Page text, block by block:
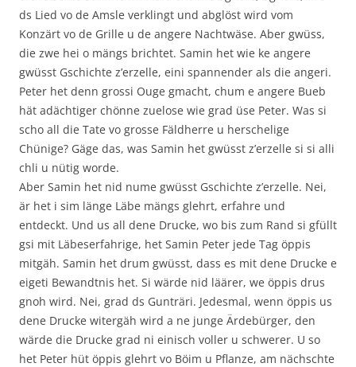
ds Lied vo de Amsle verklingt und abglöst wird vom
Konzärt vo de Grille u de angere Nachtwäse. Aber gwüss,
die zwe hei o mängs brichtet. Samin het wie ke angere
gwüsst Gschichte z’erzelle, eini spannender als die angeri.
Peter het denn grossi Ouge gmacht, chum e angere Bueb
hät adächtiger chönne zuelose wie grad üse Peter. Was si
scho all die Tate vo grosse Fäldherre u herschelige
Chünige? Gäge das, was Samin het gwüsst z’erzelle si si alli
chli u nütig worde.
Aber Samin het nid nume gwüsst Gschichte z’erzelle. Nei,
är het i sim länge Läbe mängs glehrt, erfahre und
entdeckt. Und us all dene Drucke, wo bis zum Rand si gfüllt
gsi mit Läbeserfahrige, het Samin Peter jede Tag öppis
mitgäh. Samin het drum gwüsst, dass es mit dene Drucke e
eigeti Bewandtnis het. Si wärde nid läärer, we öppis drus
gnoh wird. Nei, grad ds Gunträri. Jedesmal, wenn öppis us
dene Drucke witergäh wird a ne junge Ärdebürger, den
wärde die Drucke grad ni einisch voller u schwerer. U so
het Peter hüt öppis glehrt vo Böim u Pflanze, am nächschte